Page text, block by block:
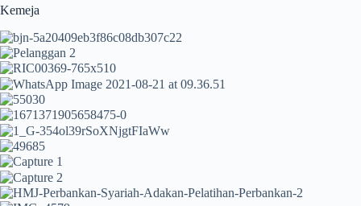
Kemeja